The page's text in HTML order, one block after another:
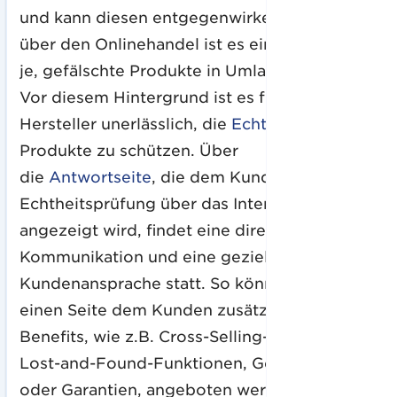
und kann diesen entgegenwirken. Gerade
über den Onlinehandel ist es einfacher denn
je, gefälschte Produkte in Umlauf zu bringen.
Vor diesem Hintergrund ist es für den
Hersteller unerlässlich, die Echtheit
Produkte zu schützen. Über
die Antwortseite , die dem Kunden bei der
Echtheitsprüfung über das Internet
angezeigt wird, findet eine direkte
Kommunikation und eine gezielte
Kundenansprache statt. So können auf der
einen Seite dem Kunden zusätzliche
Benefits, wie z.B. Cross-Selling-Angebote,
Lost-and-Found-Funktionen, Gewinnspiele
oder Garantien, angeboten werden und auf